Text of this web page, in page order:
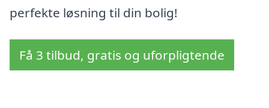
perfekte løsning til din bolig!
Få 3 tilbud, gratis og uforpligtende